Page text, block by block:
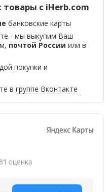
с iHerb.com
банковские карты
- мы выкупим Ваш
почтой России или в
покупки и
вгруппе Вконтакте